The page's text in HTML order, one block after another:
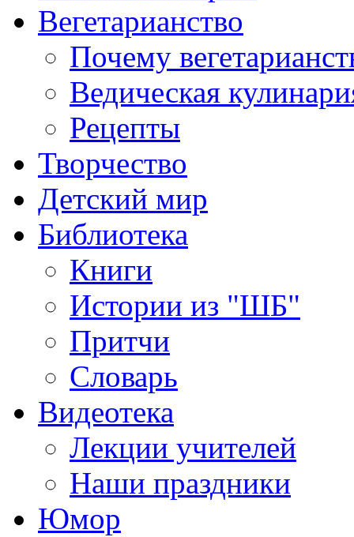
Вегетарианство
Почему
Ведическая
Рецепты
Творчество
Детский мир
Библиотека
Книги
Истории из "ШБ"
Притчи
Словарь
Видеотека
Лекции учителей
Наши праздники
Юмор